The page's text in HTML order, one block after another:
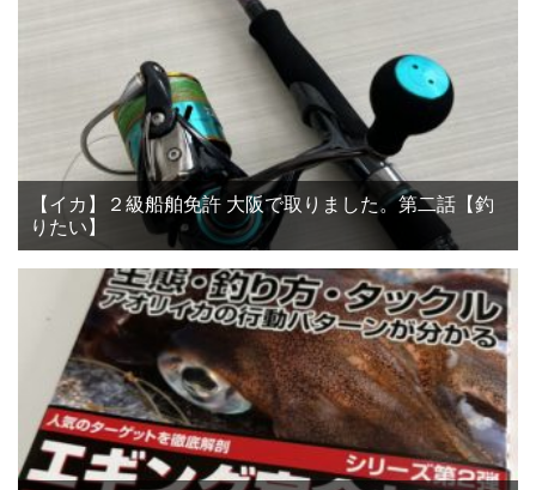
【イカ】２級船舶免許 大阪で取りました。第二話【釣
りたい】